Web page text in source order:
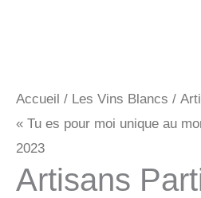
Accueil / Les Vins Blancs /
« Tu es pour moi unique au
2023
Artisans